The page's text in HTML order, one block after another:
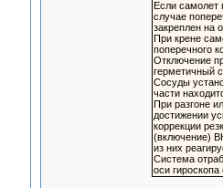
Если самолет
случае
закреплен на
При крене
поперечного
Отключение
герметичный
Сосуды
части
При разгоне
достижении
коррекции
(включение)
из них
Система
оси